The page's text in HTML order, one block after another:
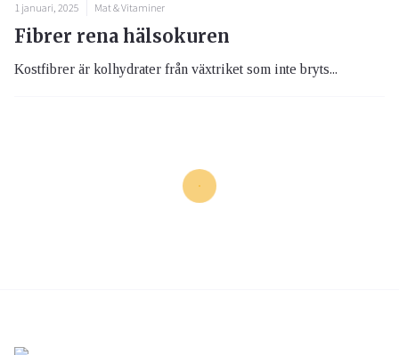
1 januari, 2025 Mat & Vitaminer
Fibrer rena hälsokuren
Kostfibrer är kolhydrater från växtriket som inte bryts...